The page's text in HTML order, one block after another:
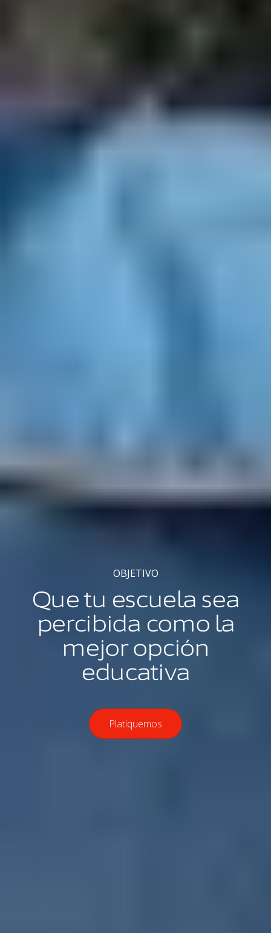
OBJETIVO
Que tu escuela sea
percibida como la
mejor opción
educativa
Platiquemos